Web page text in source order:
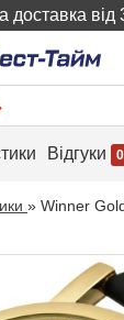
доставка від
Відгуки 0
» Winner